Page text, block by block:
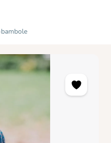
bambole